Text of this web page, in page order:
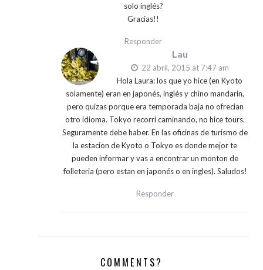
solo inglés?
Gracias!!
Responder
Lau
22 abril, 2015 at 7:47 am
Hola Laura: los que yo hice (en Kyoto
solamente) eran en japonés, inglés y chino mandarin,
pero quizas porque era temporada baja no ofrecian
otro idioma. Tokyo recorri caminando, no hice tours.
Seguramente debe haber. En las oficinas de turismo de
la estacion de Kyoto o Tokyo es donde mejor te
pueden informar y vas a encontrar un monton de
folleteria (pero estan en japonés o en ingles). Saludos!
Responder
COMMENTS?